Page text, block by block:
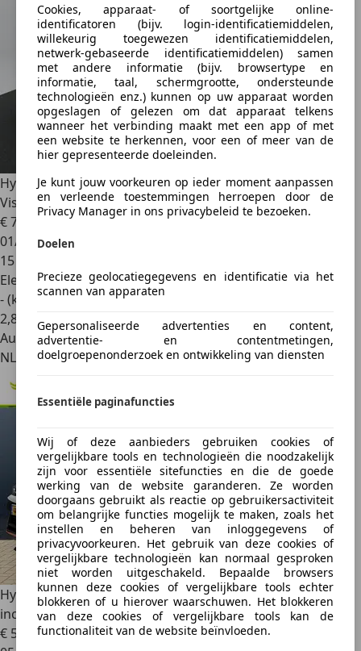
Cookies, apparaat- of soortgelijke online-
identificatoren (bijv. login-identificatiemiddelen,
willekeurig toegewezen identificatiemiddelen,
netwerk-gebaseerde identificatiemiddelen) samen
met andere informatie (bijv. browsertype en
informatie, taal, schermgrootte, ondersteunde
technologieën enz.) kunnen op uw apparaat worden
opgeslagen of gelezen om dat apparaat telkens
wanneer het verbinding maakt met een app of met
een website te herkennen, voor een of meer van de
hier gepresenteerde doeleinden.
Je kunt jouw voorkeuren op ieder moment aanpassen
en verleende toestemmingen herroepen door de
Privacy Manager in ons privacybeleid te bezoeken.
Doelen
Precieze geolocatiegegevens en identificatie via het
scannen van apparaten
Gepersonaliseerde advertenties en content,
advertentie- en contentmetingen,
doelgroepenonderzoek en ontwikkeling van diensten
Essentiële paginafuncties
Wij of deze aanbieders gebruiken cookies of
vergelijkbare tools en technologieën die noodzakelijk
zijn voor essentiële sitefuncties en die de goede
werking van de website garanderen. Ze worden
doorgaans gebruikt als reactie op gebruikersactiviteit
om belangrijke functies mogelijk te maken, zoals het
instellen en beheren van inloggegevens of
privacyvoorkeuren. Het gebruik van deze cookies of
vergelijkbare technologieën kan normaal gesproken
niet worden uitgeschakeld. Bepaalde browsers
kunnen deze cookies of vergelijkbare tools echter
blokkeren of u hierover waarschuwen. Het blokkeren
van deze cookies of vergelijkbare tools kan de
functionaliteit van de website beïnvloeden.
Hyundai IONIQ 5N AWD 84 kWh | Unieke Kans | 650 PK |
Vision Panor
€ 74.485
01/2026
15 km
Elektrisch
- (kWh/100 km)
2,8
Autobedrijf
NL 9723 HA
Hyundai IONIQ 5DEMO DEAL | N 84 kWh 650pk AWD | 21
inch | Bose |
€ 59.9901